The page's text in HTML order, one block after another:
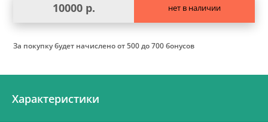
10000 р. нет в наличии
За покупку будет начисленоот 500 до 700 бонусов
Характеристики